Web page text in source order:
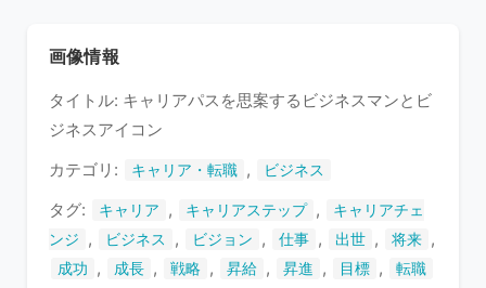
い
画像情報
タイトル: キャリアパスを思案するビジネスマンとビ
ジネスアイコン
カテゴリ:
キャリア・転職 , ビジネス
タグ: キャリア , キャリアステップ ,
キャリアチェ
ンジ
, ビジネス , ビジョン , 仕事 , 出世 , 将来 ,
成功 , 成長 , 戦略 , 昇給 , 昇進 , 目標 , 転職